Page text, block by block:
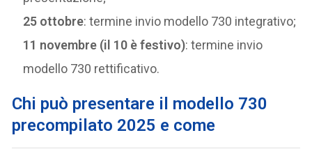
25 ottobre: termine invio modello 730 integrativo;
11 novembre (il 10 è festivo): termine invio
modello 730 rettificativo.
Chi può presentare il modello 730
precompilato 2025 e come